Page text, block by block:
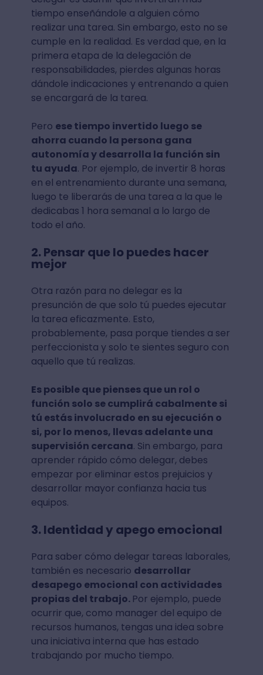
tiempo enseñándole a alguien cómo
realizar una tarea. Sin embargo, esto no se
cumple en la realidad. Es verdad que, en la
primera etapa de la delegación de
responsabilidades, pierdes algunas horas
dándole indicaciones y entrenando a quien
se encargará de la tarea.
Pero ese tiempo invertido luego se
ahorra cuando la persona gana
autonomía y desarrolla la función sin
tu ayuda. Por ejemplo, de invertir 8 horas
en el entrenamiento durante una semana,
luego te liberarás de una tarea a la que le
dedicabas 1 hora semanal a lo largo de
todo el año.
2. Pensar que lo puedes hacer
mejor
Otra razón para no delegar es la
presunción de que solo tú puedes ejecutar
la tarea eficazmente. Esto,
probablemente, pasa porque tiendes a ser
perfeccionista y solo te sientes seguro con
aquello que tú realizas.
Es posible que pienses que un rol o
función solo se cumplirá cabalmente si
tú estás involucrado en su ejecución o
si, por lo menos, llevas adelante una
supervisión cercana. Sin embargo, para
aprender rápido cómo delegar, debes
empezar por eliminar estos prejuicios y
desarrollar mayor confianza hacia tus
equipos.
3. Identidad y apego emocional
Para saber cómo delegar tareas laborales,
también es necesario desarrollar
desapego emocional con actividades
propias del trabajo. Por ejemplo, puede
ocurrir que, como manager del equipo de
recursos humanos, tengas una idea sobre
una iniciativa interna que has estado
trabajando por mucho tiempo.